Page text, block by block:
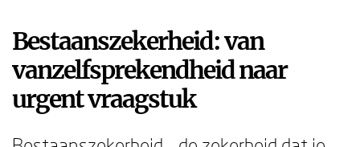
Bestaanszekerheid: van
vanzelfsprekendheid naar
urgent vraagstuk